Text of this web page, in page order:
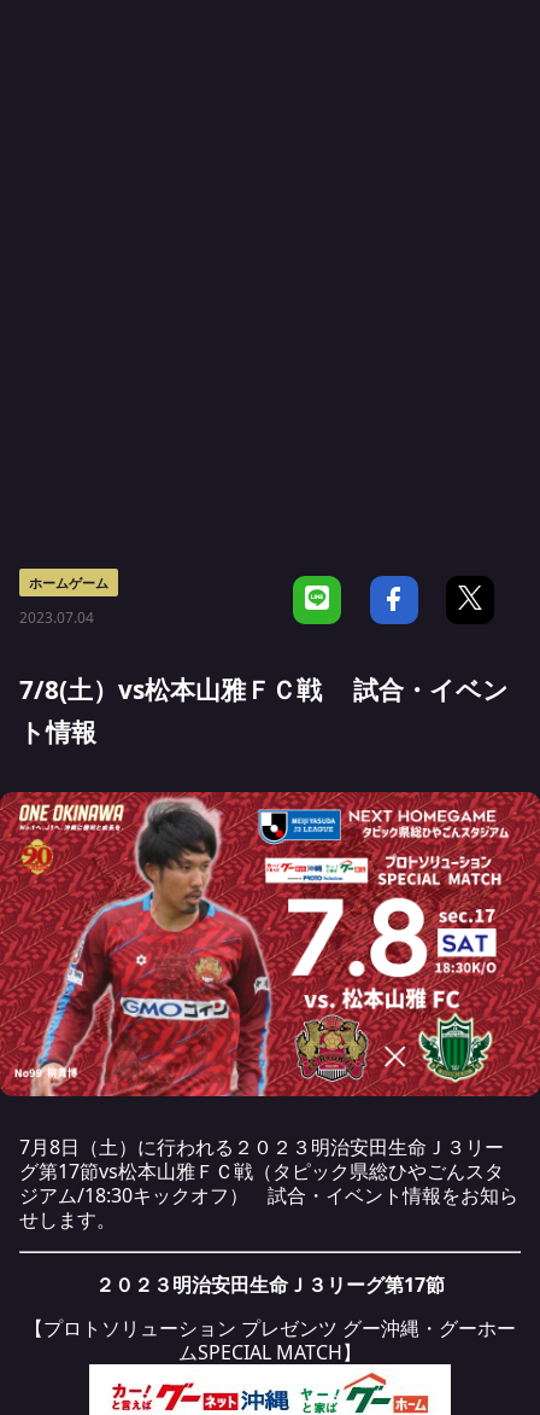
ホームゲーム
2023.07.04
7/8(土）vs松本山雅ＦＣ戦 試合・イベン
ト情報
7月8日（土）に行われる２０２３明治安田生命Ｊ３リー
グ第17節vs松本山雅ＦＣ戦（タピック県総ひやごんスタ
ジアム/18:30キックオフ） 試合・イベント情報をお知ら
せします。
２０２３明治安田生命Ｊ３リーグ第17節
【プロトソリューション プレゼンツ グー沖縄・グーホー
ムSPECIAL MATCH】